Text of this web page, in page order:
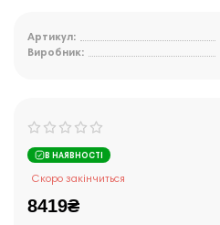
Артикул:
Виробник:
В НАЯВНОСТІ
Скоро закінчиться
8419₴